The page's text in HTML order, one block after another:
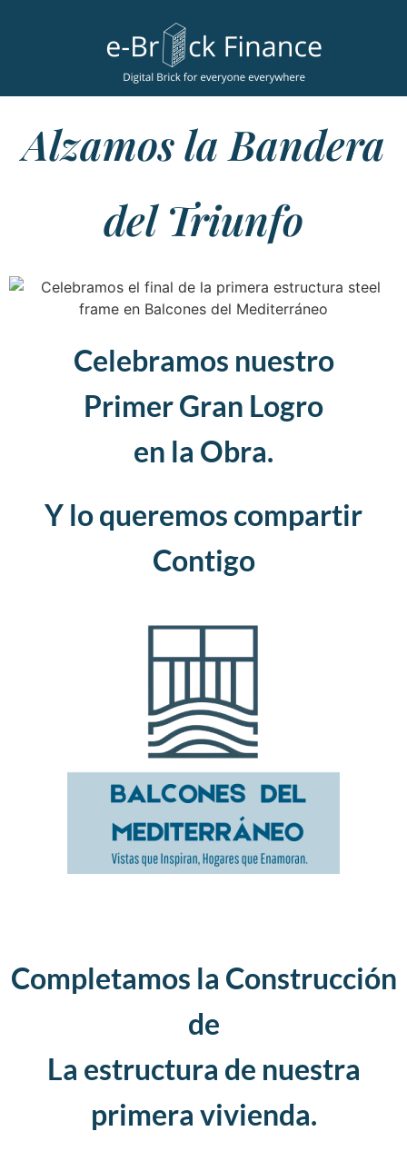
Alzamos la Bandera
del Triunfo
Celebramos nuestro
Primer Gran Logro
en la Obra.
Y lo queremos compartir
Contigo
Completamos la Construcción
de
La estructura de nuestra
primera vivienda.